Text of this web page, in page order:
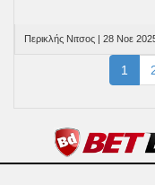
Περικλής Νιτσος | 28 Νοε
1